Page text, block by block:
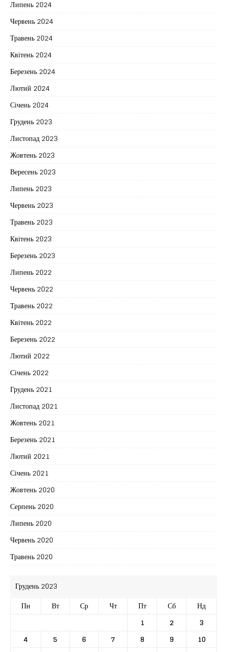
Липень 2024
Червень 2024
Травень 2024
Квітень 2024
Березень 2024
Лютий 2024
Січень 2024
Грудень 2023
Листопад 2023
Жовтень 2023
Вересень 2023
Липень 2023
Червень 2023
Травень 2023
Квітень 2023
Березень 2023
Липень 2022
Червень 2022
Травень 2022
Квітень 2022
Березень 2022
Лютий 2022
Січень 2022
Грудень 2021
Листопад 2021
Жовтень 2021
Березень 2021
Лютий 2021
Січень 2021
Жовтень 2020
Серпень 2020
Липень 2020
Червень 2020
Травень 2020
Грудень 2023
Пн
Вт Ср Чт Пт Сб
Нд
1
2
3
4
5 6 7 8 9
10